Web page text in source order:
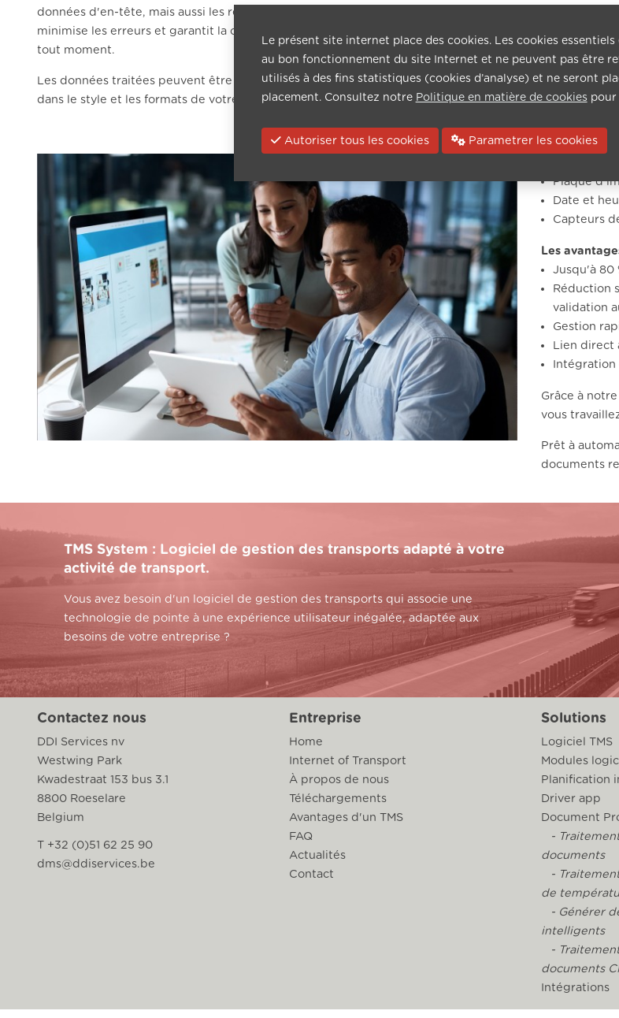
données d'en-tête, mais aussi les règles et les transactions sous-jacentes, ce qui
minimise les erreurs et garantit la cohérence et la fiabilité de vos enregistrements à
tout moment.
Les données traitées peuvent être facilement exportées au format PDF ou Excel,
dans le style et les formats de votre entreprise.
Plaque
Date et
Capteurs
Les
Jusqu'à 80
Réduction
validation
Gestion
Lien direct
Grâce à
vous
Prêt à
documents
TMS System : Logiciel de gestion des transports adapté à votre
activité de transport.
Vous avez besoin d'un logiciel de gestion des transports qui associe une
technologie de pointe à une expérience utilisateur inégalée, adaptée aux
besoins de votre entreprise ?
Contactez nous
DDI Services nv
Westwing Park
Kwadestraat 153 bus 3.1
8800 Roeselare
Belgium
T +32 (0)51 62 25 90
dms@ddiservices.be
Entreprise
Home
Internet of Transport
À propos de nous
Téléchargements
Avantages d'un TMS
FAQ
Actualités
Contact
Solutions
Logiciel TMS
Modules
Planification
Driver app
Document
-
documents
-
de
- Générer
intelligents
-
documents
Intégrations
Le présent site internet place des cookies. Les cookies
au bon fonctionnement du site Internet et ne peuvent pas être
utilisés à des fins statistiques (cookies d’analyse) et ne seront
placement. Consultez notre Politique en matière de cookies pour
Autoriser tous les cookies Parametrer les cookies